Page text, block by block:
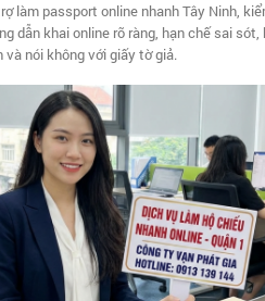
làm passport online nhanh Tây Ninh,
dẫn khai online rõ ràng, hạn chế sai sót,
nói không với giấy tờ giả.